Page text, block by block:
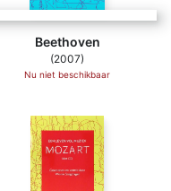
Beethoven
(2007)
Nu niet beschikbaar